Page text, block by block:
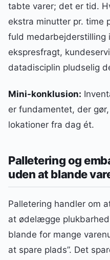
tabte varer; det er tid.
ekstra minutter pr. time
fuld
ekspresfragt,
datadisciplin pludselig
Mini-konklusion:
er fundamentet, der
lokationer fra dag ét.
Palletering og
uden at blande
Palletering handler om
at ødelægge
blande for mange
at spare plads”. Det